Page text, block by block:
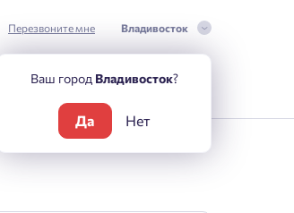
Перезвоните мне Владивосток
Ваш город Владивосток?
Да Нет